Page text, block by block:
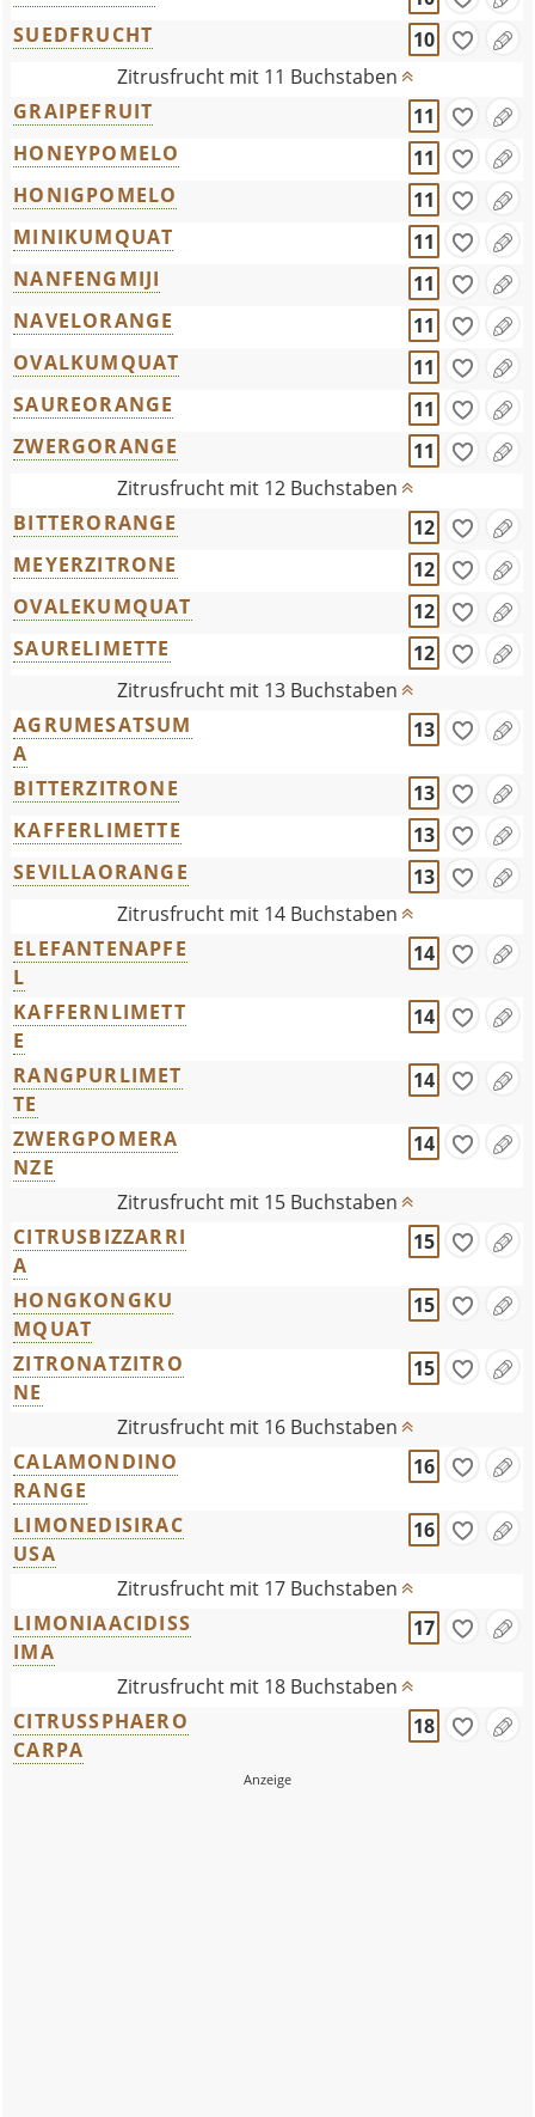
SUEDFRUCHT
10
Zitrusfrucht mit 11 Buchstaben
GRAIPEFRUIT
11
HONEYPOMELO
11
HONIGPOMELO
11
MINIKUMQUAT
11
NANFENGMIJI
11
NAVELORANGE
11
OVALKUMQUAT
11
SAUREORANGE
11
ZWERGORANGE
11
Zitrusfrucht mit 12 Buchstaben
BITTERORANGE
12
MEYERZITRONE
12
OVALEKUMQUAT
12
SAURELIMETTE
12
Zitrusfrucht mit 13 Buchstaben
AGRUMESATSUM
A
13
BITTERZITRONE
13
KAFFERLIMETTE
13
SEVILLAORANGE
13
Zitrusfrucht mit 14 Buchstaben
ELEFANTENAPFE
L
14
KAFFERNLIMETT
E
14
RANGPURLIMET
TE
14
ZWERGPOMERA
NZE
14
Zitrusfrucht mit 15 Buchstaben
CITRUSBIZZARRI
A
15
HONGKONGKU
MQUAT
15
ZITRONATZITRO
NE
15
Zitrusfrucht mit 16 Buchstaben
CALAMONDINO
RANGE
16
LIMONEDISIRAC
USA
16
Zitrusfrucht mit 17 Buchstaben
LIMONIAACIDISS
IMA
17
Zitrusfrucht mit 18 Buchstaben
CITRUSSPHAERO
CARPA
18